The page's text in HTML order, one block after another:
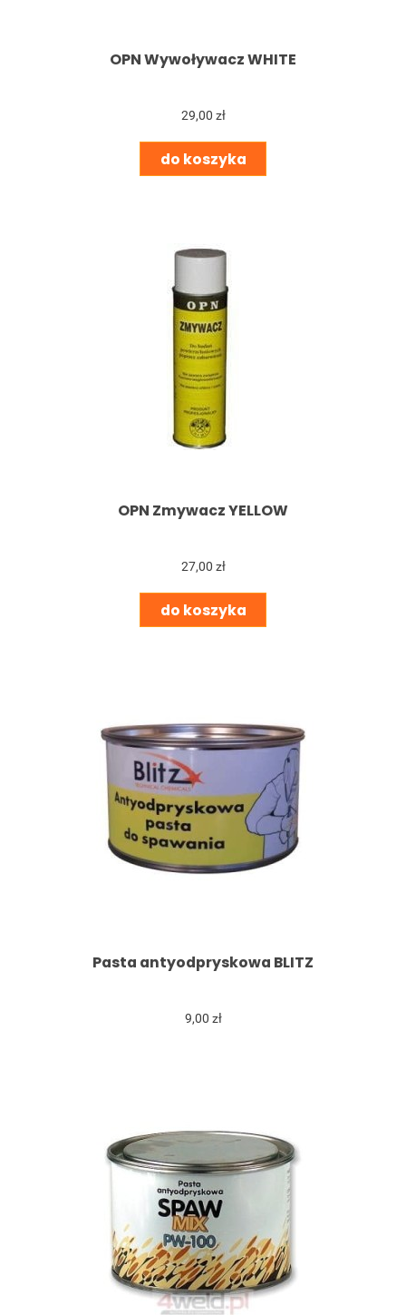
OPN Wywoływacz WHITE
29,00 zł
do koszyka
OPN Zmywacz YELLOW
27,00 zł
do koszyka
Pasta antyodpryskowa BLITZ
9,00 zł